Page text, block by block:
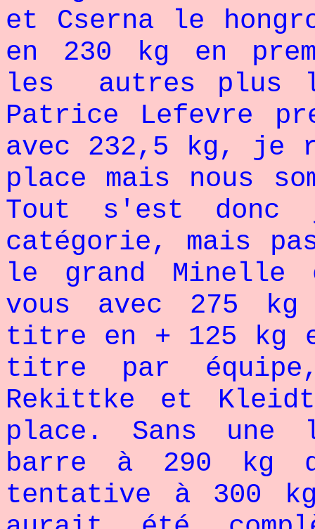
et Cserna le
en 230 kg en
les autres plus
Patrice Lefevre
avec 232,5 kg, je
place mais nous
Tout s'est donc
catégorie, mais
le grand Minelle
vous avec 275
titre en + 125 kg
titre par
Rekittke et
place. Sans une
barre à 290 kg
tentative à 300